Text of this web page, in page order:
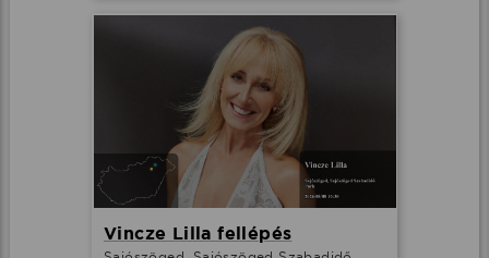
Vincze Lilla fellépés